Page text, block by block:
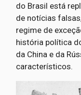
do Brasil está
de notícias
regime de
história política
da China e da
característicos.